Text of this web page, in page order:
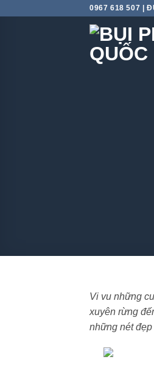
0967 618 507 |
Vi vu những
xuyên rừng
những nét